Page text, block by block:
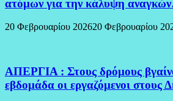
ατόμων για την κάλυψη
20 Φεβρουαρίου 202620 Φεβρουαρίου
ΑΠΕΡΓΙΑ : Στους δρόμους
εβδομάδα οι εργαζόμενοι στους